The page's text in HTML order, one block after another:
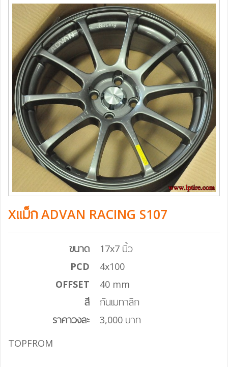
Xแม็ก ADVAN RACING S107
ขนาด
17x7 นิ้ว
PCD
4x100
OFFSET
40 mm
สี
กันเมทาลิก
ราคาวงละ
3,000 บาท
TOPFROM